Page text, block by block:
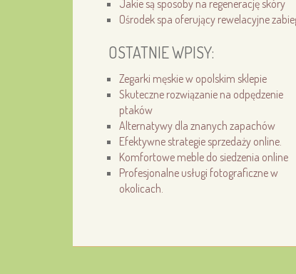
Jakie są sposoby na regenerację skóry
Ośrodek spa oferujący rewelacyjne
OSTATNIE WPISY:
Zegarki męskie w opolskim sklepie
Skuteczne rozwiązanie na odpędzenie
ptaków
Alternatywy dla znanych zapachów
Efektywne strategie sprzedaży online.
Komfortowe meble do siedzenia online
Profesjonalne usługi fotograficzne w
okolicach.